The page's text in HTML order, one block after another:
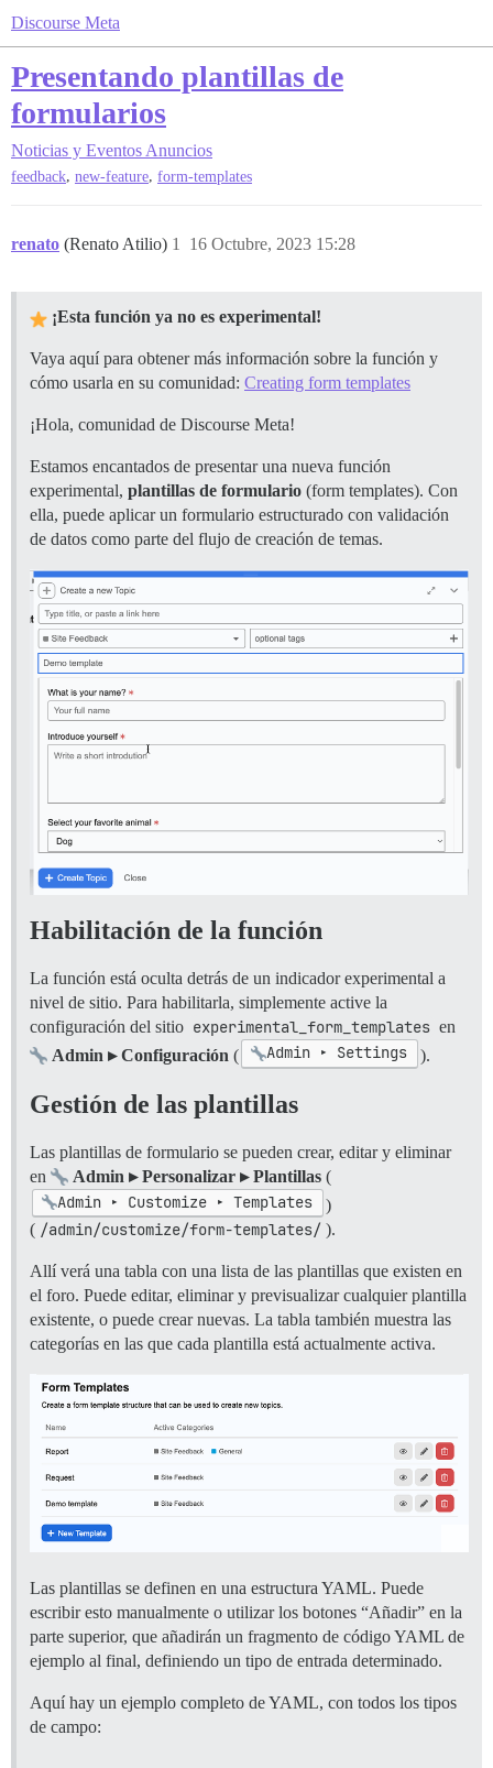
Discourse Meta
Presentando plantillas de
formularios
Noticias y Eventos Anuncios
feedback, new-feature, form-templates
renato (Renato Atilio) 16 Octubre, 2023 15:28
1
¡Esta función ya no es experimental!
Vaya aquí para obtener más información sobre la función y
cómo usarla en su comunidad: Creating form templates
¡Hola, comunidad de Discourse Meta!
Estamos encantados de presentar una nueva función
experimental, plantillas de formulario (form templates). Con
ella, puede aplicar un formulario estructurado con validación
de datos como parte del flujo de creación de temas.
Habilitación de la función
La función está oculta detrás de un indicador experimental a
nivel de sitio. Para habilitarla, simplemente active la
configuración del sitio experimental_form_templates en
Admin ▸ Configuración ( Admin ▸ Settings ).
Gestión de las plantillas
Las plantillas de formulario se pueden crear, editar y eliminar
en
Admin ▸ Personalizar ▸ Plantillas (
Admin ▸ Customize ▸ Templates
)
( /admin/customize/form-templates/ ).
Allí verá una tabla con una lista de las plantillas que existen en
el foro. Puede editar, eliminar y previsualizar cualquier plantilla
existente, o puede crear nuevas. La tabla también muestra las
categorías en las que cada plantilla está actualmente activa.
Las plantillas se definen en una estructura YAML. Puede
escribir esto manualmente o utilizar los botones “Añadir” en la
parte superior, que añadirán un fragmento de código YAML de
ejemplo al final, definiendo un tipo de entrada determinado.
Aquí hay un ejemplo completo de YAML, con todos los tipos
de campo: